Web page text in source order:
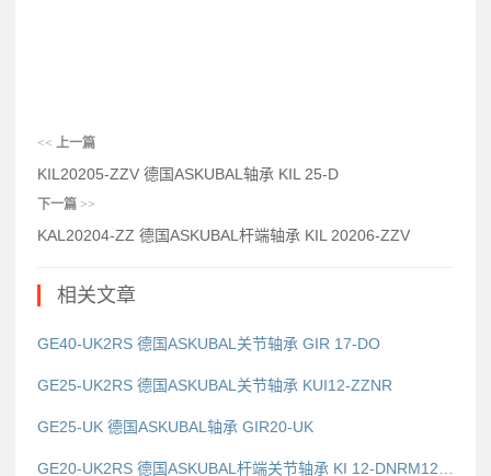
<< 上一篇
KIL20205-ZZV 德国ASKUBAL轴承 KIL 25-D
下一篇 >>
KAL20204-ZZ 德国ASKUBAL杆端轴承 KIL 20206-ZZV
相关文章
GE40-UK2RS 德国ASKUBAL关节轴承 GIR 17-DO
GE25-UK2RS 德国ASKUBAL关节轴承 KUI12-ZZNR
GE25-UK 德国ASKUBAL轴承 GIR20-UK